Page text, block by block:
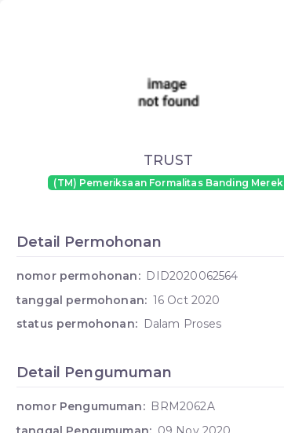
TRUST
(TM) Pemeriksaan Formalitas Banding Merek
Detail Permohonan
nomor permohonan: DID2020062564
tanggal permohonan: 16 Oct 2020
status permohonan: Dalam Proses
Detail Pengumuman
nomor Pengumuman: BRM2062A